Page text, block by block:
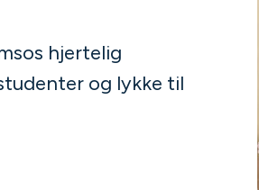
hjertelig
og lykke til